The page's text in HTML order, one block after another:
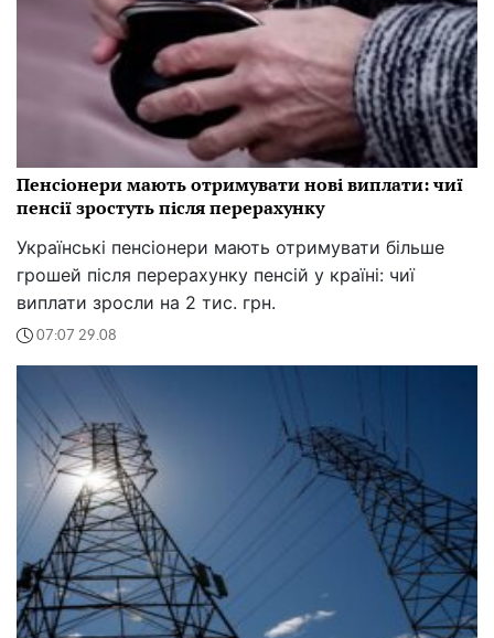
Пенсіонери мають отримувати нові виплати: чиї
пенсії зростуть після перерахунку
Українські пенсіонери мають отримувати більше
грошей після перерахунку пенсій у країні: чиї
виплати зросли на 2 тис. грн.
07:07 29.08